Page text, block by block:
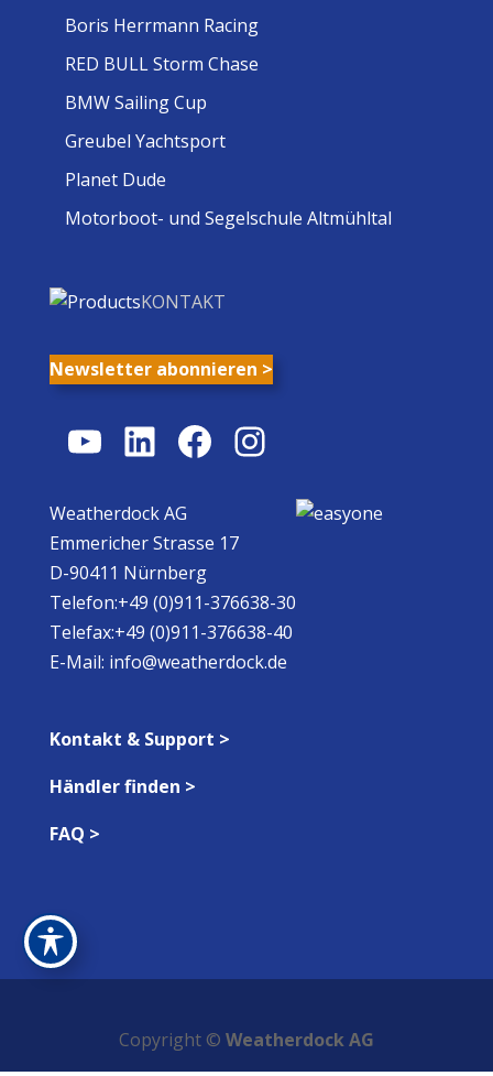
Boris Herrmann Racing
RED BULL Storm Chase
BMW Sailing Cup
Greubel Yachtsport
Planet Dude
Motorboot- und Segelschule Altmühltal
KONTAKT
Newsletter abonnieren >
YouTube
LinkedIn
Facebook
Instagram
Weatherdock AG
Emmericher Strasse 17
D-90411 Nürnberg
Telefon:+49 (0)911-376638-30
Telefax:+49 (0)911-376638-40
E-Mail: info@weatherdock.de
Kontakt & Support >
Händler finden >
FAQ >
Copyright © Weatherdock AG